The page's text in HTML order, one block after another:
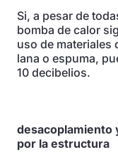
Si, a pesar de
bomba de calor
uso de materiales
lana o espuma,
10 decibelios.
desacoplamiento
por la estructura